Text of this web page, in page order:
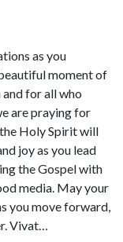
as you
moment of
for all who
are praying for
Holy Spirit will
joy as you lead
the Gospel with
media. May your
you move forward,
Vivat…